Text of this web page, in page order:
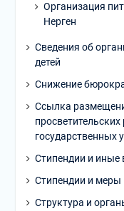
Организация
Нерген
Сведения об
детей
Снижение
Ссылка
государственных
Стипендии и иные
Стипендии и
Структура и